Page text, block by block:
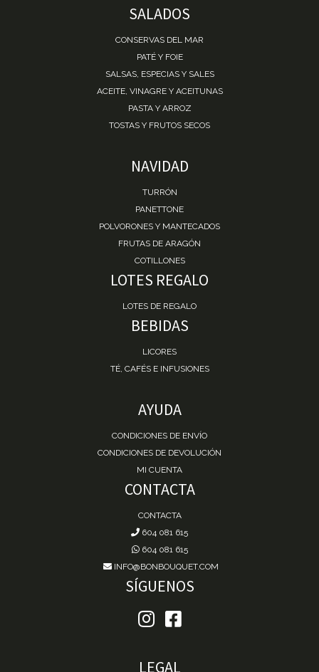
SALADOS
CONSERVAS DEL MAR
PATÉ Y FOIE
SALSAS, ESPECIAS Y SALES
ACEITE, VINAGRE Y ACEITUNAS
PASTA Y ARROZ
TOSTAS Y FRUTOS SECOS
NAVIDAD
TURRÓN
PANETTONE
POLVORONES Y MANTECADOS
FRUTAS DE ARAGÓN
COTILLONES
LOTES REGALO
LOTES DE REGALO
BEBIDAS
LICORES
TÉ, CAFÉS E INFUSIONES
AYUDA
CONDICIONES DE ENVÍO
CONDICIONES DE DEVOLUCIÓN
MI CUENTA
CONTACTA
CONTACTA
604 081 615
604 081 615
INFO@BONBOUQUET.COM
SÍGUENOS
LEGAL